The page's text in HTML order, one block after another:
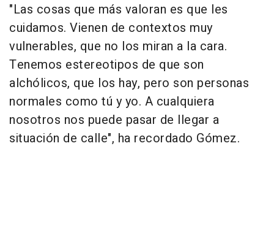
"Las cosas que más valoran es que les
cuidamos. Vienen de contextos muy
vulnerables, que no los miran a la cara.
Tenemos estereotipos de que son
alchólicos, que los hay, pero son personas
normales como tú y yo. A cualquiera
nosotros nos puede pasar de llegar a
situación de calle", ha recordado Gómez.